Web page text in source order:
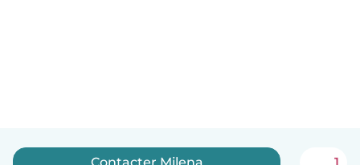
Contacter Milena